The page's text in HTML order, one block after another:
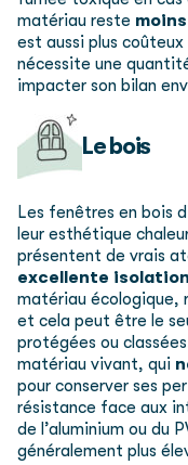
matériau reste
est aussi plus
nécessite une
impacter son bilan
Le bois
Les fenêtres en bois
leur esthétique
présentent de vrais
excellente
matériau écologique,
et cela peut être le
protégées ou
matériau vivant, qui
pour conserver ses
résistance face aux
de l’aluminium ou du
généralement plus